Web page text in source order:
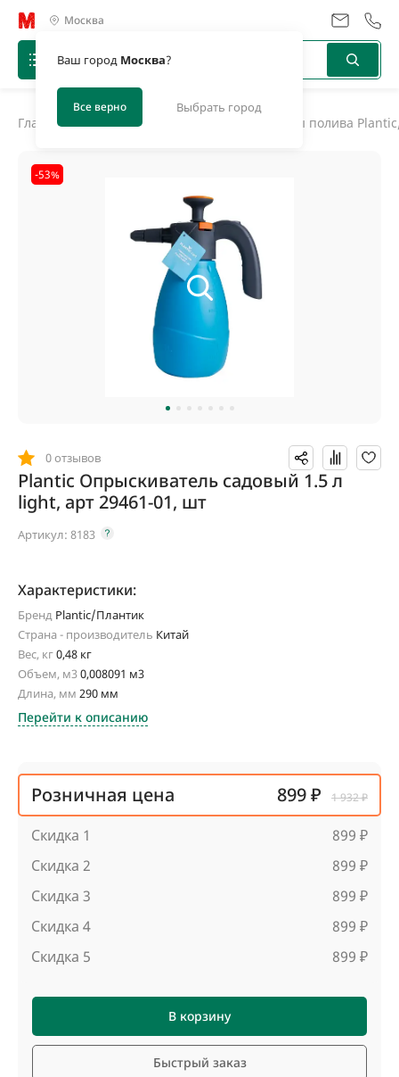
Москва
Ваш город Москва?
Все верно Выбрать город
Главная Товары для полива Системы полива Plantic
-53%
0 отзывов
Plantic Опрыскиватель садовый 1.5 л
light, арт 29461-01, шт
Артикул: 8183
Характеристики:
Бренд Plantic/Плантик
Страна - производитель Китай
Вес, кг0,48 кг
Объем, м30,008091 м3
Длина, мм 290 мм
Перейти к описанию
Розничная цена 899 ₽ 1 932 ₽
Скидка 1
899 ₽
Скидка 2
899 ₽
Скидка 3
899 ₽
Скидка 4
899 ₽
Скидка 5
899 ₽
В корзину
Быстрый заказ